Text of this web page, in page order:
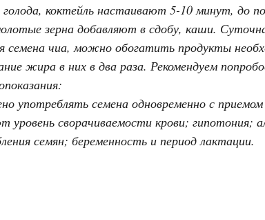
голода, коктейль настаивают 5-10 минут, до
зерна добавляют в сдобу, каши.
семена чиа, можно обогатить продукты
жира в них в два раза. Рекомендуем
употреблять семена одновременно с
сворачиваемости крови; гипотония;
семян; беременность и период лактации.